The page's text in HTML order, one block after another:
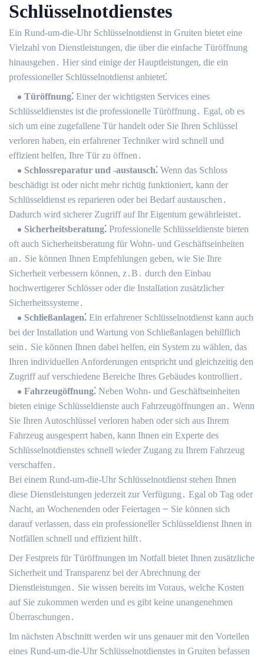
Schlüsselnotdienstes
Ein Rund-um-die-Uhr Schlüsselnotdienst in Gruiten bietet eine
Vielzahl von Dienstleistungen, die über die einfache Türöffnung
hinausgehen․ Hier sind einige der Hauptleistungen, die ein
professioneller Schlüsselnotdienst anbietet⁚
Türöffnung⁚ Einer der wichtigsten Services eines
Schlüsseldienstes ist die professionelle Türöffnung․ Egal, ob es
sich um eine zugefallene Tür handelt oder Sie Ihren Schlüssel
verloren haben, ein erfahrener Techniker wird schnell und
effizient helfen, Ihre Tür zu öffnen․
Schlossreparatur und -austausch⁚ Wenn das Schloss
beschädigt ist oder nicht mehr richtig funktioniert, kann der
Schlüsseldienst es reparieren oder bei Bedarf austauschen․
Dadurch wird sicherer Zugriff auf Ihr Eigentum gewährleistet․
Sicherheitsberatung⁚ Professionelle Schlüsseldienste bieten
oft auch Sicherheitsberatung für Wohn- und Geschäftseinheiten
an․ Sie können Ihnen Empfehlungen geben, wie Sie Ihre
Sicherheit verbessern können, z․B․ durch den Einbau
hochwertigerer Schlösser oder die Installation zusätzlicher
Sicherheitssysteme․
Schließanlagen⁚ Ein erfahrener Schlüsselnotdienst kann auch
bei der Installation und Wartung von Schließanlagen behilflich
sein․ Sie können Ihnen dabei helfen, ein System zu wählen, das
Ihren individuellen Anforderungen entspricht und gleichzeitig den
Zugriff auf verschiedene Bereiche Ihres Gebäudes kontrolliert․
Fahrzeugöffnung⁚ Neben Wohn- und Geschäftseinheiten
bieten einige Schlüsseldienste auch Fahrzeugöffnungen an․ Wenn
Sie Ihren Autoschlüssel verloren haben oder sich aus Ihrem
Fahrzeug ausgesperrt haben, kann Ihnen ein Experte des
Schlüsselnotdienstes schnell wieder Zugang zu Ihrem Fahrzeug
verschaffen․
Bei einem Rund-um-die-Uhr Schlüsselnotdienst stehen Ihnen
diese Dienstleistungen jederzeit zur Verfügung․ Egal ob Tag oder
Nacht, an Wochenenden oder Feiertagen ౼ Sie können sich
darauf verlassen, dass ein professioneller Schlüsseldienst Ihnen in
Notfällen schnell und effizient hilft․
Der Festpreis für Türöffnungen im Notfall bietet Ihnen zusätzliche
Sicherheit und Transparenz bei der Abrechnung der
Dienstleistungen․ Sie wissen bereits im Voraus, welche Kosten
auf Sie zukommen werden und es gibt keine unangenehmen
Überraschungen․
Im nächsten Abschnitt werden wir uns genauer mit den Vorteilen
eines Rund-um-die-Uhr Schlüsselnotdienstes in Gruiten befassen